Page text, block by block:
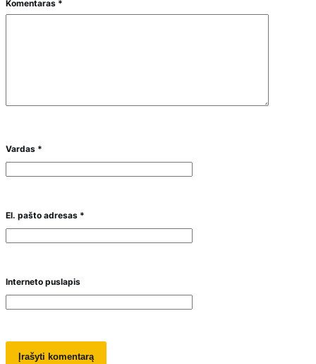
Komentaras *
Vardas *
El. pašto adresas *
Interneto puslapis